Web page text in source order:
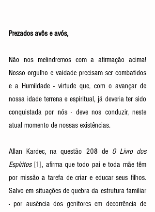
Prezados avôs e avós,
Não nos melindremos com a afirmação acima!
Nosso orgulho e vaidade precisam ser combatidos
e a Humildade - virtude que, com o avançar de
nossa idade terrena e espiritual, já deveria ter sido
conquistada por nós - deve nos conduzir, neste
atual momento de nossas existências.
Allan Kardec, na questão 208 de O Livro dos
Espíritos [1], afirma que todo pai e toda mãe têm
por missão a tarefa de criar e educar seus filhos.
Salvo em situações de quebra da estrutura familiar
- por ausência dos genitores em decorrência de